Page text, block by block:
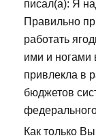
писал(а): Я
Правильно
работать
ими и ногами
привлекла в
бюджетов
Как только